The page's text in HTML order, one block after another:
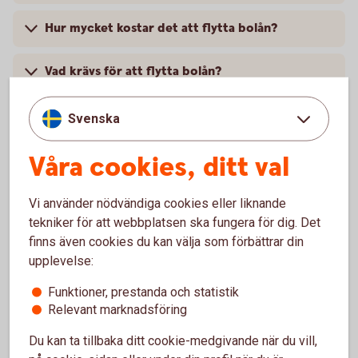
Hur mycket kostar det att flytta bolån?
Vad krävs för att flytta bolån?
Svenska
Våra cookies, ditt val
Vi använder nödvändiga cookies eller liknande
tekniker för att webbplatsen ska fungera för dig. Det
finns även cookies du kan välja som förbättrar din
upplevelse:
Funktioner, prestanda och statistik
Relevant marknadsföring
Du kan ta tillbaka ditt cookie-medgivande när du vill,